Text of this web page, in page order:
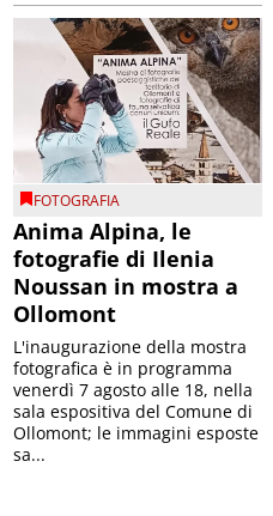
FOTOGRAFIA
Anima Alpina, le
fotografie di Ilenia
Noussan in mostra a
Ollomont
L'inaugurazione della mostra
fotografica è in programma
venerdì 7 agosto alle 18, nella
sala espositiva del Comune di
Ollomont; le immagini esposte
sa...